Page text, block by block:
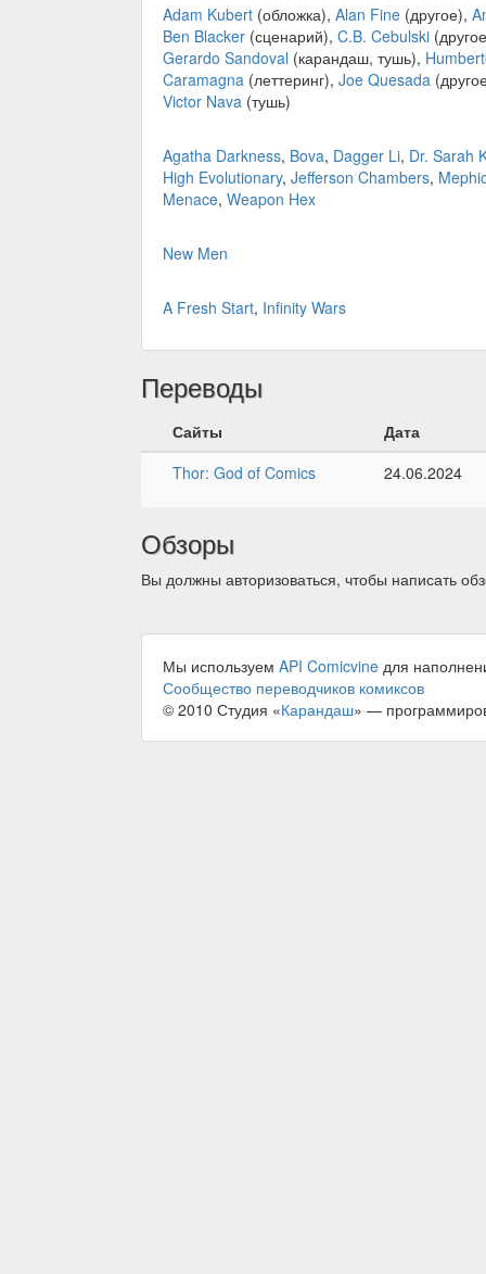
Adam Kubert (обложка), Alan Fine (другое),
Ben Blacker (сценарий), C.B. Cebulski
Gerardo Sandoval (карандаш, тушь),
Caramagna (леттеринг), Joe Quesada
Victor Nava (тушь)
Agatha Darkness, Bova, Dagger Li, Dr. Sarah
High Evolutionary, Jefferson Chambers,
Menace, Weapon Hex
New Men
A Fresh Start, Infinity Wars
Переводы
Сайты
Дата
Thor: God of Comics
24.06.2024
Обзоры
Вы должны авторизоваться, чтобы написать
Мы используем API Comicvine для
Сообщество переводчиков комиксов
© 2010 Студия «Карандаш» —